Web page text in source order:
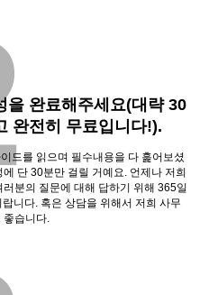
을 완료해주세요(대략 30
완전히 무료입니다!).
드를 읽으며 필수내용을 다 훑어보셨
에 단 30분만 걸릴 거예요. 언제나 저희
러분의 질문에 대해 답하기 위해 365일
니다. 혹은 상담을 위해서 저희 사무
습니다.